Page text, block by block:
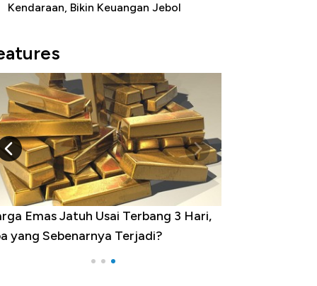
Kendaraan, Bikin Keuangan Jebol
Emas Jatuh Usai Terbang 3 Hari,
yang Sebenarnya Terjadi?